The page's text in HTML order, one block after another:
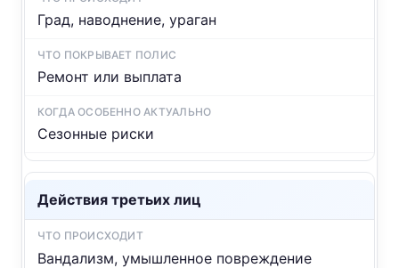
Град, наводнение, ураган
Ремонт или выплата
Сезонные риски
Действия третьих лиц
Вандализм, умышленное повреждение